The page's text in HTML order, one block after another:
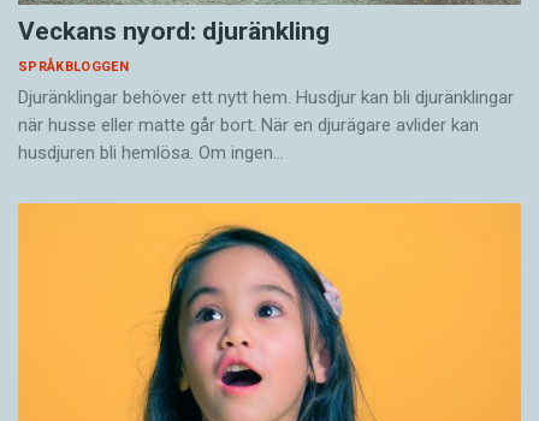
Veckans nyord: djuränkling
SPRÅKBLOGGEN
Djuränklingar behöver ett nytt hem. Husdjur kan bli djuränklingar
när husse eller matte går bort. När en djurägare avlider kan
husdjuren bli hemlösa. Om ingen…